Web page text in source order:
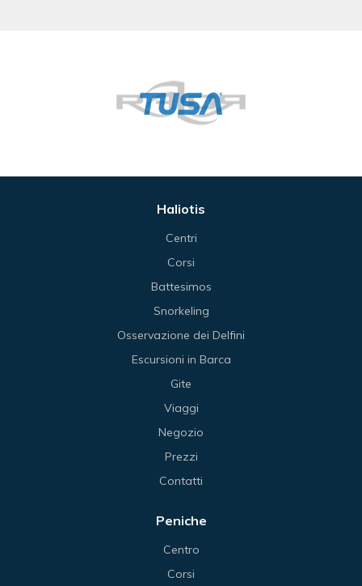
Haliotis
Centri
Corsi
Battesimos
Snorkeling
Osservazione dei Delfini
Escursioni in Barca
Gite
Viaggi
Negozio
Prezzi
Contatti
Peniche
Centro
Corsi